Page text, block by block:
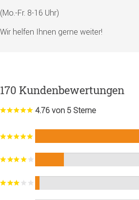
(Mo.-Fr. 8-16 Uhr)
Wir helfen Ihnen gerne weiter!
170 Kundenbewertungen
4.76 von 5 Sterne